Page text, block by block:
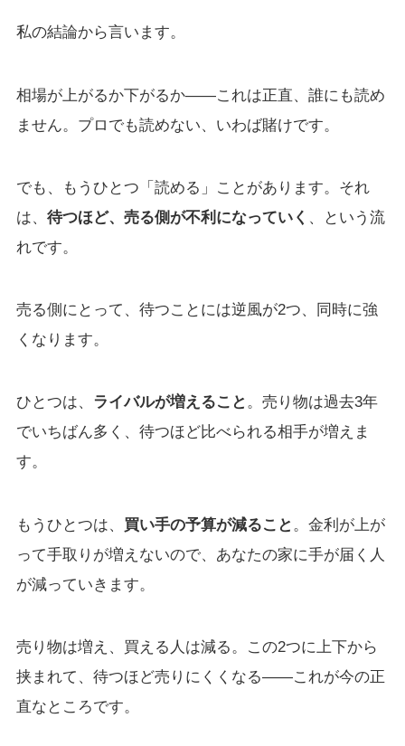
私の結論から言います。
相場が上がるか下がるか——これは正直、誰にも読め
ません。プロでも読めない、いわば賭けです。
でも、もうひとつ「読める」ことがあります。それ
は、 待つほど、売る側が不利になっていく 、という流
れです。
売る側にとって、待つことには逆風が2つ、同時に強
くなります。
ひとつは、 ライバルが増えること 。売り物は過去3年
でいちばん多く、待つほど比べられる相手が増えま
す。
もうひとつは、 買い手の予算が減ること 。金利が上が
って手取りが増えないので、あなたの家に手が届く人
が減っていきます。
売り物は増え、買える人は減る。この2つに上下から
挟まれて、待つほど売りにくくなる——これが今の正
直なところです。